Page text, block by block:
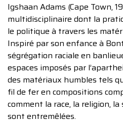
Igshaan Adams (Cape Town,
multidisciplinaire dont la
le politique à travers les
Inspiré par son enfance à
ségrégation raciale en
espaces imposés par
des matériaux humbles tels
fil de fer en compositions
comment la race, la religion,
sont entremêlées.